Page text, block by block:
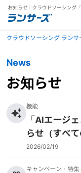
お知らせ | クラウドソーシング「
クラウドソーシング ランサ
News
お知らせ
機能
「AIエージ
らせ（すべ
2026/02/19
キャンペーン・特集